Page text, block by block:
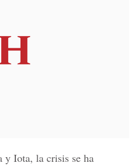
y Iota, la crisis se ha